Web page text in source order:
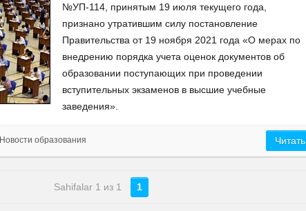
№УП-114, принятым 19 июля текущего года,
признано утратившим силу постановление
Правительства от 19 ноября 2021 года «О мерах по
внедрению порядка учета оценок документов об
образовании поступающих при проведении
вступительных экзаменов в высшие учебные
заведения».
Новости образования Читать
Sahifalar 1 из 1 1